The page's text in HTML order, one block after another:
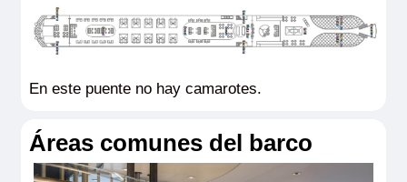
En este puente no hay camarotes.
Áreas comunes del barco